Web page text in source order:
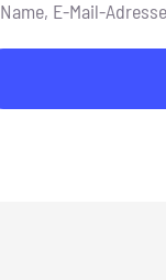
Name, E-Mail-